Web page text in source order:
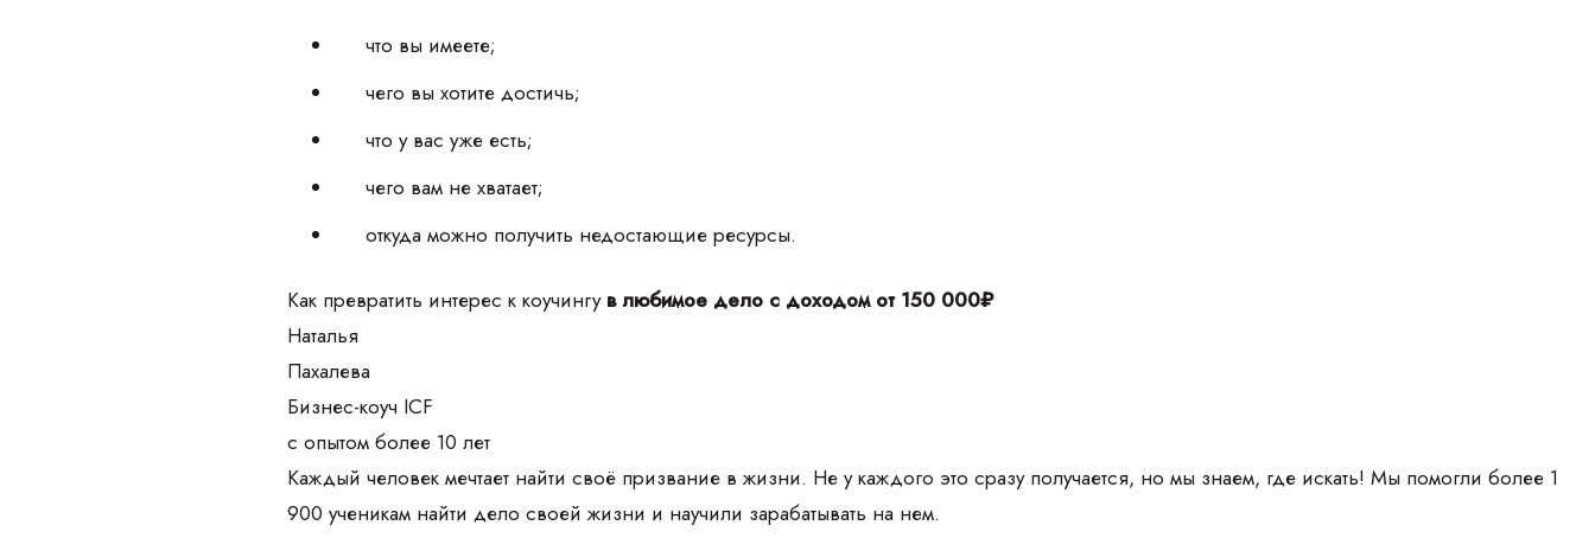
что вы имеете;
чего вы хотите достичь;
что у вас уже есть;
чего вам не хватает;
откуда можно получить недостающие ресурсы.
Как превратить интерес к коучингу в любимое дело с доходом от 150 000₽
Наталья
Пахалева
Бизнес-коуч ICF
с опытом более 10 лет
Каждый человек мечтает найти своё призвание в жизни. Не у каждого это сразу получается, но мы знаем, где искать! Мы помогли более 1
900 ученикам найти дело своей жизни и научили зарабатывать на нем.